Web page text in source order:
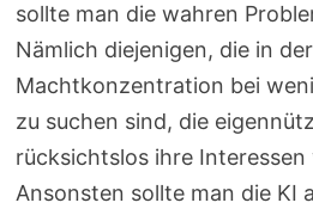
sollte man die wahren
Nämlich diejenigen, die in der
Machtkonzentration bei
zu suchen sind, die
rücksichtslos ihre
Ansonsten sollte man die KI